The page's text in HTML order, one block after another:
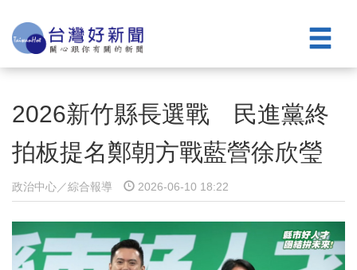
2026新竹縣長選戰 民進黨終
拍板提名鄭朝方戰藍營徐欣瑩
政治中心／綜合報導 2026-06-10 18:22